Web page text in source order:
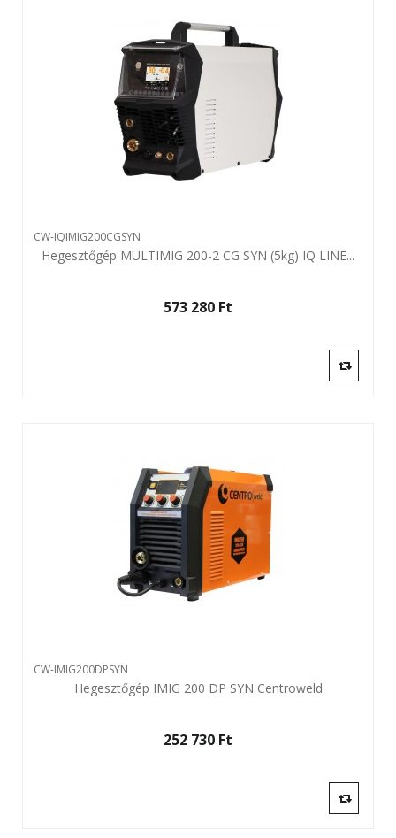
CW-IQIMIG200CGSYN
Hegesztőgép MULTIMIG 200-2 CG SYN (5kg) IQ LINE...
573 280 Ft‎
CW-IMIG200DPSYN
Hegesztőgép IMIG 200 DP SYN Centroweld
252 730 Ft‎